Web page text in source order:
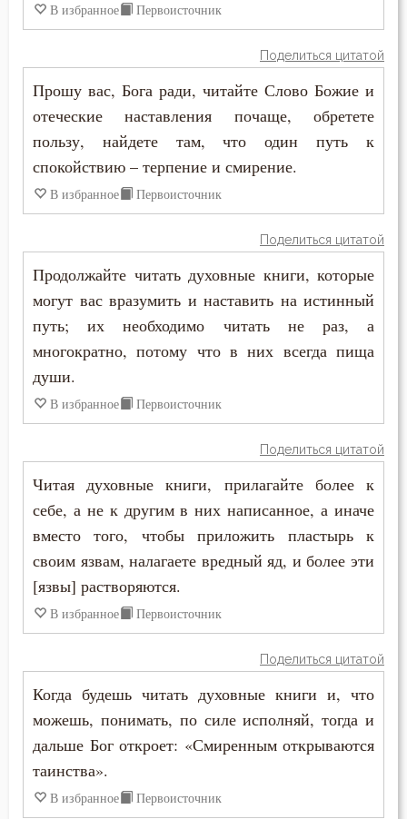
В избранное Первоисточник
Поделиться цитатой
Прошу вас, Бога ради, читайте Слово Божие и
отеческие наставления почаще, обретете
пользу, найдете там, что один путь к
спокойствию – терпение и смирение.
В избранное Первоисточник
Поделиться цитатой
Продолжайте читать духовные книги, которые
могут вас вразумить и наставить на истинный
путь; их необходимо читать не раз, а
многократно, потому что в них всегда пища
души.
В избранное Первоисточник
Поделиться цитатой
Читая духовные книги, прилагайте более к
себе, а не к другим в них написанное, а иначе
вместо того, чтобы приложить пластырь к
своим язвам, налагаете вредный яд, и более эти
[язвы] растворяются.
В избранное Первоисточник
Поделиться цитатой
Когда будешь читать духовные книги и, что
можешь, понимать, по силе исполняй, тогда и
дальше Бог откроет: «Смиренным открываются
таинства».
В избранное Первоисточник